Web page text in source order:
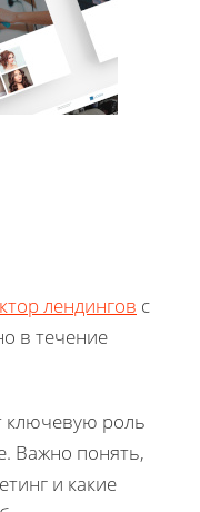
лендингов с
в течение
ключевую роль
Важно понять,
и какие